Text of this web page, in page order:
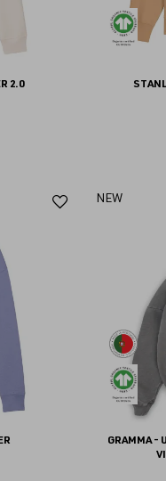
2.0
Ajouter
NEW
GRAMMA -